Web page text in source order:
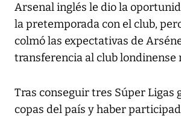
Arsenal inglés le dio la
la pretemporada con el club,
colmó las expectativas de
transferencia al club londinense
Tras conseguir tres Súper Ligas
copas del país y haber